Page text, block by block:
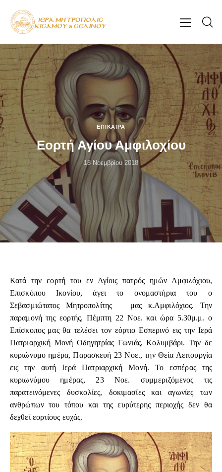
ΕΠΊΚΑΙΡΑ
Εορτή Αγίου Αμφιλοχίου
18 Νοεμβρίου 2018
Κατά την εορτή του εν Αγίοις πατρός ημών Αμφιλόχιου,
Επισκόπου Ικονίου, άγει το ονομαστήρια του ο
Σεβασμιώτατος Μητροπολίτης μας κ.Αμφιλόχιος. Την
παραμονή της εορτής, Πέμπτη 22 Νοε. και ώρα 5.30μ.μ. ο
Επίσκοπος μας θα τελέσει τον εόρτιο Εσπερινό εις την Ιερά
Πατριαρχική Μονή Οδηγητρίας Γωνιάς, Κολυμβάρι. Την δε
κυριώνυμο ημέρα, Παρασκευή 23 Νοε., την Θεία Λειτουργία
εις την αυτή Ιερά Πατριαρχική Μονή. Το εσπέρας της
κυριωνύμου ημέρας, 23 Νοε. συμμεριζόμενος τις
παρατεινόμενες δυσκολίες, δοκιμασίες και αγωνίες των
ανθρώπων του τόπου και της ευρύτερης περιοχής δεν θα
δεχθεί εορτίους ευχάς.